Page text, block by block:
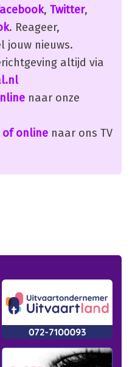
, Twitter,
. Reageer,
jouw nieuws.
altijd via
naar onze
of onlinenaar ons TV